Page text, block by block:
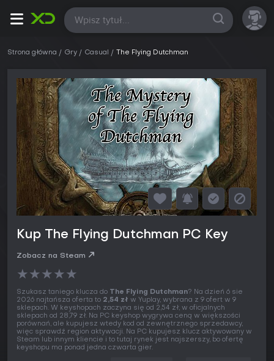
Wszystkie
Strona główna Gry Casual The Flying Dutchman
Kup The Flying Dutchman PC Key
Zobacz na Steam
★★★★★
Szukasz taniego klucza do The Flying Dutchman? Na dzień 6 sie
2026 najtańsza oferta to 2,54 zł w Yuplay, wybrana z 9 ofert w 9
sklepach. W keyshopach zaczyna się od 2,54 zł, w oficjalnych
sklepach od 28,79 zł. Na PC keyshop wygrywa ceną w większości
porównań, ale kupujesz wtedy kod od zewnętrznego sprzedawcy,
więc sprawdź region aktywacji. Na PC kupujesz klucz aktywowany w
Steam lub innym kliencie i to tutaj rynek jest najszerszy, bo ofertę
keyshopu ma ponad jedna czwarta gier.